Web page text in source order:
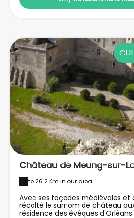
magicien Robert Houdin, est à
petits comme aux grands
Château de Meung-sur-
to 26.2 Km in our area
Avec ses façades médiévales et
récolté le surnom de château
résidence des évêques d'Orléans